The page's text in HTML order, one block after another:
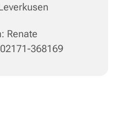
Renate
368169